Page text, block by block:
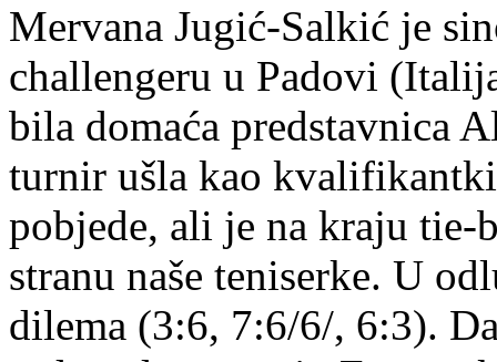
Mervana Jugić-Salkić je
challengeru u Padovi
bila domaća predstavnica
turnir ušla kao
pobjede, ali je na kraju tie-
stranu naše teniserke. U
dilema (3:6, 7:6/6/, 6:3).